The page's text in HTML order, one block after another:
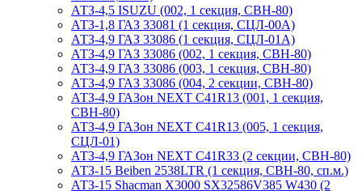
АТЗ-4,5 ISUZU (002, 1 секция, СВН-80)
АТЗ-1,8 ГАЗ 33081 (1 секция, СЦЛ-00А)
АТЗ-4,9 ГАЗ 33086 (1 секция, СЦЛ-01А)
АТЗ-4,9 ГАЗ 33086 (002, 1 секция, СВН-80)
АТЗ-4,9 ГАЗ 33086 (003, 1 секция, СВН-80)
АТЗ-4,9 ГАЗ 33086 (004, 2 секции, СВН-80)
АТЗ-4,9 ГАЗон NEXT C41R13 (001, 1 секция,
СВН-80)
АТЗ-4,9 ГАЗон NEXT C41R13 (005, 1 секция,
СЦЛ-01)
АТЗ-4,9 ГАЗон NEXT C41R33 (2 секции, СВН-80)
АТЗ-15 Beiben 2538LTR (1 секция, СВН-80, сп.м.)
АТЗ-15 Shacman X3000 SX32586V385 W430 (2